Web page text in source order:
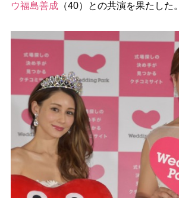
ウ福島善成（40）との共演を果たした。